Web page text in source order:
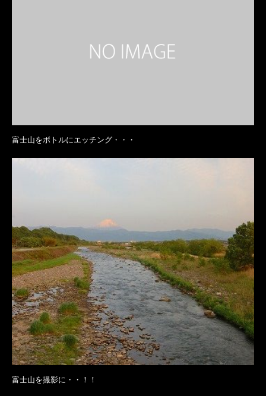
富士山をボトルにエッチング・・・
富士山を撮影に・・！！